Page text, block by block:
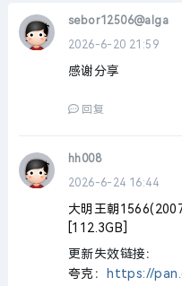
sebor12506@alga
2026-6-20 21:59
感谢分享
回复
hh008
2026-6-24 16:44
大明王朝
[112.3GB]
更新失效链接：
夸克：
https://